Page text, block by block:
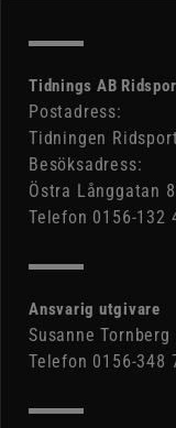
Tidnings AB
Postadress:
Tidningen
Besöksadress:
Östra Långgatan
Telefon 0156-132
Ansvarig utgivare
Susanne Tornberg
Telefon 0156-348